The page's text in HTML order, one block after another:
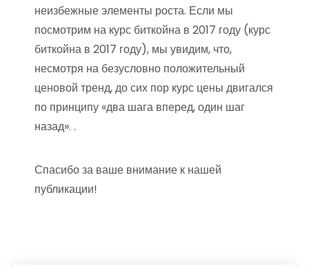
неизбежные элементы роста. Если мы
посмотрим на курс биткойна в 2017 году (курс
биткойна в 2017 году), мы увидим, что,
несмотря на безусловно положительный
ценовой тренд, до сих пор курс цены двигался
по принципу «два шага вперед, один шаг
назад». .
Спасибо за ваше внимание к нашей
публикации!